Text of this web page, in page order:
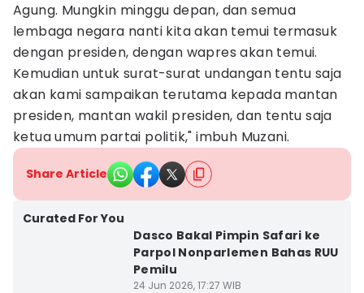
Agung. Mungkin minggu depan, dan semua
lembaga negara nanti kita akan temui termasuk
dengan presiden, dengan wapres akan temui.
Kemudian untuk surat-surat undangan tentu saja
akan kami sampaikan terutama kepada mantan
presiden, mantan wakil presiden, dan tentu saja
ketua umum partai politik," imbuh Muzani.
Share Article
Curated For You
Dasco Bakal Pimpin Safari ke
Parpol Nonparlemen Bahas RUU
Pemilu
24 Jun 2026, 17:27 WIB